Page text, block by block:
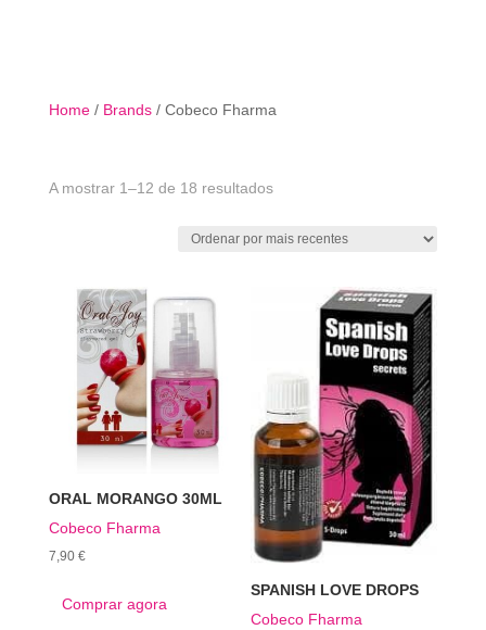
Home/ Brands/ Cobeco Fharma
A mostrar 1–12 de 18 resultadosOrdenado
por
recentes
ORAL MORANGO 30ML
Cobeco Fharma
7,90 €
Comprar agora
SPANISH LOVE DROPS
Cobeco Fharma